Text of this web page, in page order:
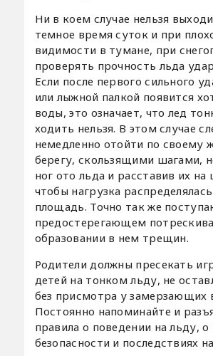
Ни в коем случае нельзя
темное время суток и при
видимости в тумане, при
проверять прочность льда
Если после первого сильного
или лыжной палкой появится
воды, это означает, что лед
ходить нельзя. В этом случае
немедленно отойти по своему
берегу, скользящими шагами,
ног ото льда и расставив их на
чтобы нагрузка
площадь. Точно так же
предостерегающем
образовании в нем трещин.
Родители должны пресекать
детей на тонком льду, не
без присмотра у замерзающих
Постоянно напоминайте и
правила о поведении на льду, о
безопасности и последствиях